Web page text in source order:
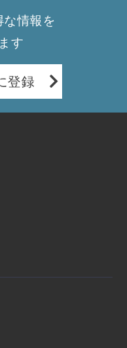
な情報を
す
登録